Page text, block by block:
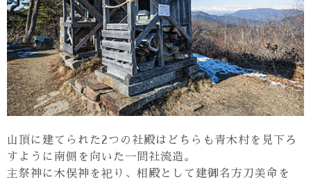
山頂に建てられた2つの社殿はどちらも青木村を見下ろ
すように南側を向いた一間社流造。
主祭神に木俣神を祀り、相殿として建御名方刀美命を